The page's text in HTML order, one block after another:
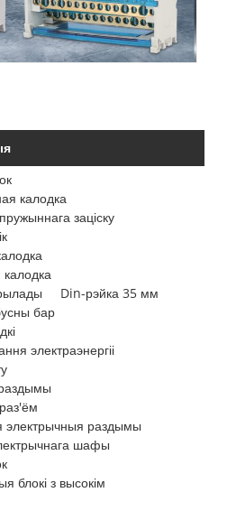
калодка
заціску
Din-рэйка 35 мм
бар
электраэнергіі
электрычныя раздымы
шафы
блокі з высокім